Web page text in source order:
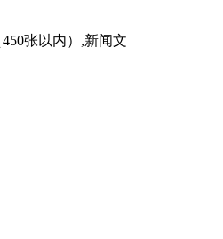
张以内）,新闻文